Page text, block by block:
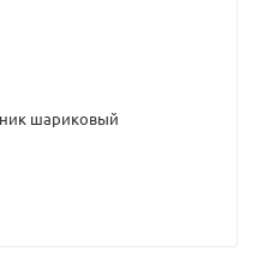
шариковый